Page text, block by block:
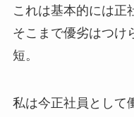
これは基本的には正
そこまで優劣はつけ
短。
私は今正社員として